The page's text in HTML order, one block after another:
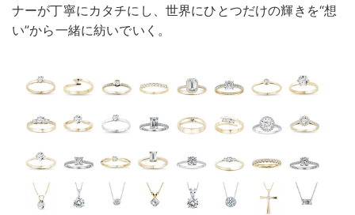
ナーが丁寧にカタチにし、世界にひとつだけの輝きを“想
い”から一緒に紡いでいく。